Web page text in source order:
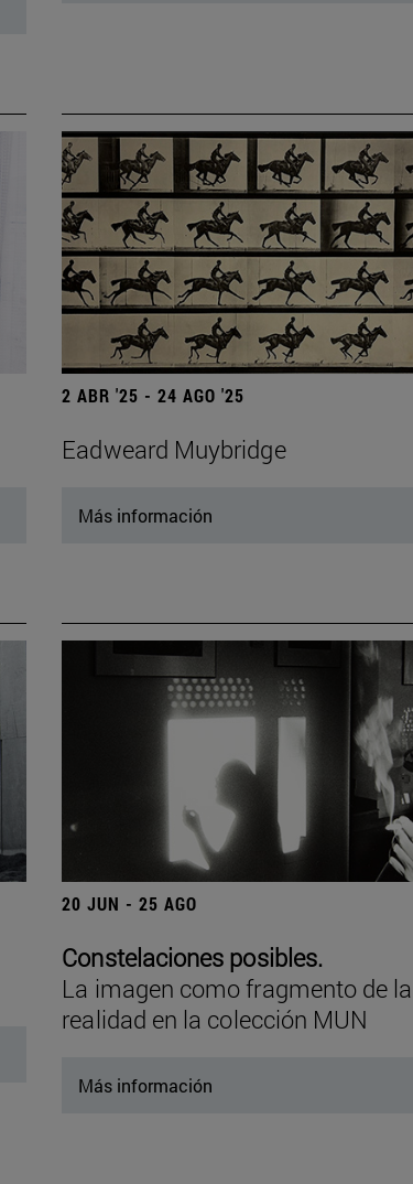
2 ABR '25 - 24 AGO '25
Eadweard Muybridge
Más información
20 JUN - 25 AGO
Constelaciones posibles.
La imagen como fragmento de la
realidad en la colección MUN
Más información